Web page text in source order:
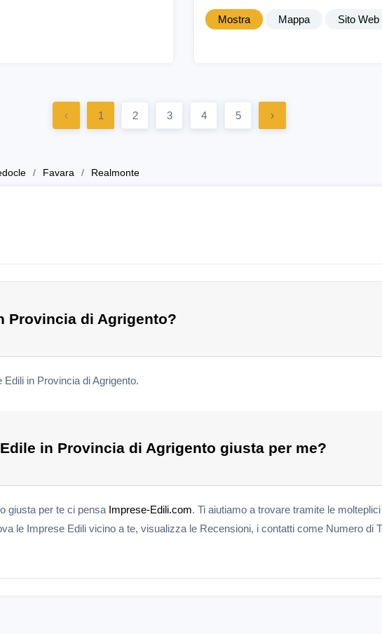
Mostra Mappa Sito Web
‹ 1 2 3 4 5 ›
Favara Realmonte
Provincia di Agrigento?
in Provincia di Agrigento.
in Provincia di Agrigento giusta per me?
giusta per te ci pensa Imprese-Edili.com. Ti aiutiamo a trovare tramite le
le Imprese Edili vicino a te, visualizza le Recensioni, i contatti come Numero di